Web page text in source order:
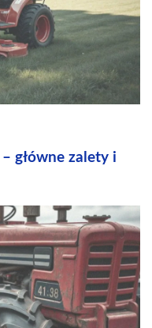
główne zalety i